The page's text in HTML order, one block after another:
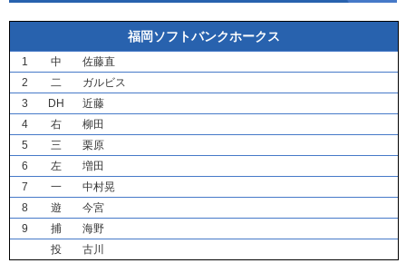
福岡ソフトバンクホークス
1 中
佐藤直
2
二
ガルビス
3
DH
近藤
4
右
柳田
5
三
栗原
6
左
増田
7
一
中村晃
8
遊
今宮
9
捕
海野
投
古川